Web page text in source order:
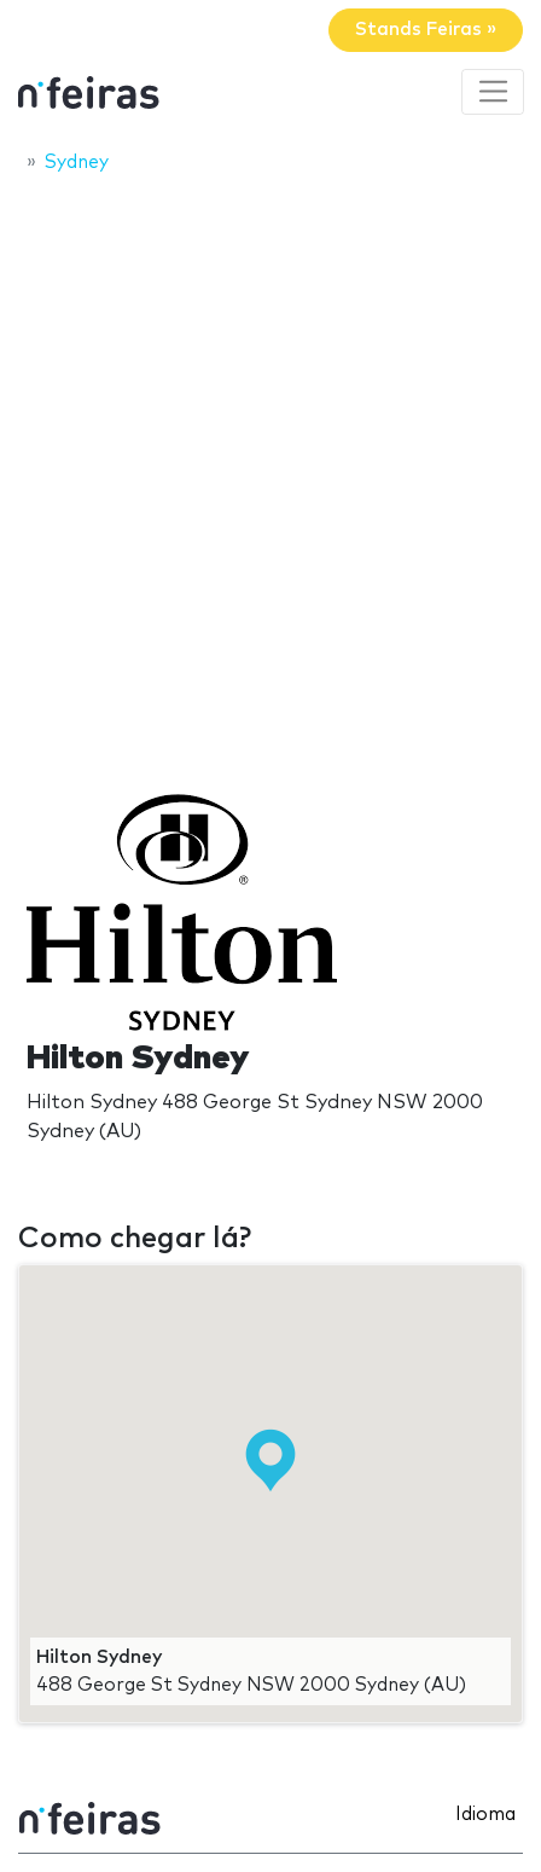
Stands Feiras »
Sydney
Hilton Sydney
Hilton Sydney 488 George St Sydney NSW 2000
Sydney (AU)
Como chegar lá?
Hilton Sydney
488 George St Sydney NSW 2000 Sydney (AU)
Idioma